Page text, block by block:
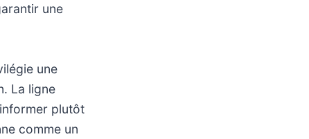
une
une
La ligne
plutôt
comme un